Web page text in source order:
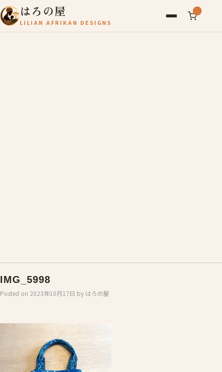
はろの屋
LILIAN AFRIKAN DESIGNS
IMG_5998
Posted on 2023年10月17日 by はろの屋